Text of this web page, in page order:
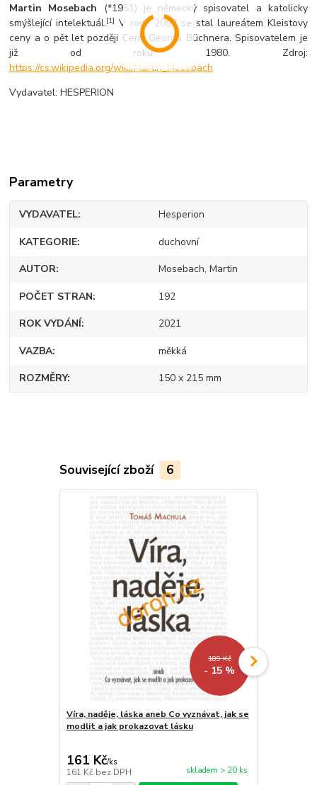
Martin Mosebach (*1951) je německý spisovatel a katolicky
smýšlející intelektuál.[1] V roce 2002 se stal laureátem Kleistovy
ceny a o pět let později Ceny Georga Büchnera. Spisovatelem je
již od roku 1980. Zdroj:
https://cs.wikipedia.org/wiki/Martin_Mosebach
Vydavatel: HESPERION
Parametry
VYDAVATEL Hesperion
KATEGORIE duchovní
AUTOR Mosebach, Martin
POČET STRAN 192
ROK VYDÁNÍ 2021
VAZBA měkká
ROZMĚRY 150 x 215 mm
Související zboží 6
189 Kč
- 15 %
Víra, naděje, láska aneb Co vyznávat, jak se
modlit a jak prokazovat lásku
161 Kč/ks
161 Kč bez DPH skladem > 20 ks